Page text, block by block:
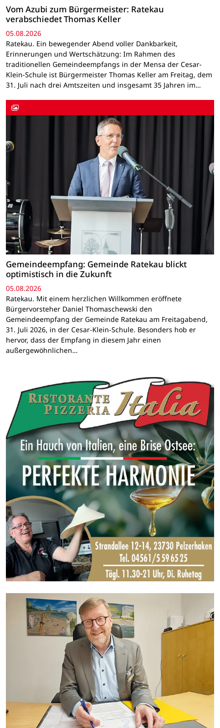
Vom Azubi zum Bürgermeister: Ratekau
verabschiedet Thomas Keller
05.08.2026
Ratekau. Ein bewegender Abend voller Dankbarkeit,
Erinnerungen und Wertschätzung: Im Rahmen des
traditionellen Gemeindeempfangs in der Mensa der Cesar-
Klein-Schule ist Bürgermeister Thomas Keller am Freitag, dem
31. Juli nach drei Amtszeiten und insgesamt 35 Jahren im…
Gemeindeempfang: Gemeinde Ratekau blickt
optimistisch in die Zukunft
05.08.2026
Ratekau. Mit einem herzlichen Willkommen eröffnete
Bürgervorsteher Daniel Thomaschewski den
Gemeindeempfang der Gemeinde Ratekau am Freitagabend,
31. Juli 2026, in der Cesar-Klein-Schule. Besonders hob er
hervor, dass der Empfang in diesem Jahr einen
außergewöhnlichen…